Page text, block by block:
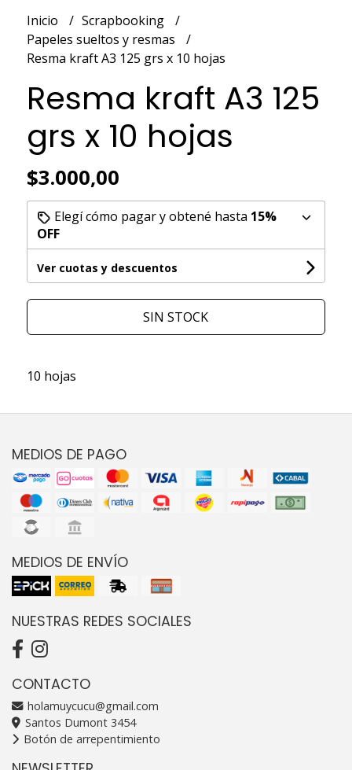
Inicio
Scrapbooking
Papeles sueltos y resmas
Resma kraft A3 125 grs x 10 hojas
Resma kraft A3 125
grs x 10 hojas
$3.000,00
Elegí cómo pagar y obtené hasta 15%
OFF
Ver cuotas y descuentos
SIN STOCK
10 hojas
MEDIOS DE PAGO
MEDIOS DE ENVÍO
NUESTRAS REDES SOCIALES
CONTACTO
holamuycucu@gmail.com
Santos Dumont 3454
Botón de arrepentimiento